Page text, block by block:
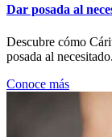
Dar posada al
Descubre cómo
posada al
Conoce más